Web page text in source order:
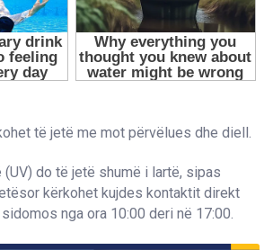
të jetë me mot përvëlues dhe diell.
(UV) do të jetë shumë i lartë, sipas
kërkohet kujdes kontaktit direkt
nga ora 10:00 deri në 17:00.